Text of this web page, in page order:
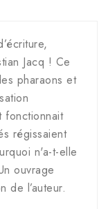
Jacq ! Ce
pharaons et
fonctionnait
régissaient
n'a-t-elle
ouvrage
de l’auteur.